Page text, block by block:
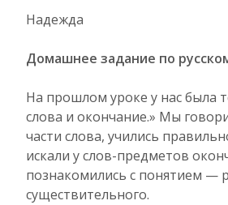
Надежда
Домашнее задание по
На прошлом уроке у нас была
слова и окончание.» Мы
части слова, учились
искали у слов-предметов
познакомились с понятием —
существительного.